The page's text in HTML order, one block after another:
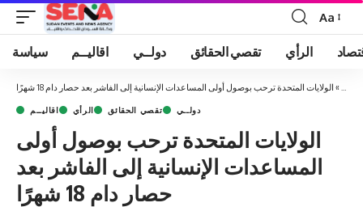
Font
Resizer
Aa
سياسة اقاليــم دولــي تقصي الحقائق الرأي
» الولايات المتحدة ترحب بوصول أولى المساعدات الإنسانية إلى الفاشر بعد حصار دام 18 شهرًا
اقاليــم الرأي تقصي الحقائق دولــي
الولايات المتحدة ترحب بوصول أولى
المساعدات الإنسانية إلى الفاشر بعد
حصار دام 18 شهرًا